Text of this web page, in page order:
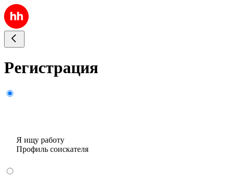
Регистрация
Я ищу работу
Профиль соискателя